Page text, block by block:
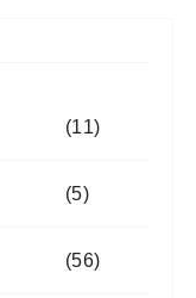
(11)
(5)
(56)